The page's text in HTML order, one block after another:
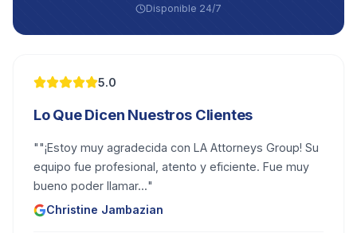
Disponible 24/7
5.0
Lo Que Dicen Nuestros Clientes
""¡Estoy muy agradecida con LA Attorneys Group! Su
equipo fue profesional, atento y eficiente. Fue muy
bueno poder llamar..."
Christine Jambazian